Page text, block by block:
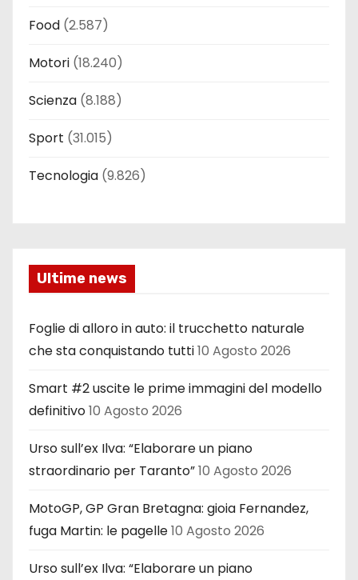
Food (2.587)
Motori (18.240)
Scienza (8.188)
Sport (31.015)
Tecnologia (9.826)
Ultime news
Foglie di alloro in auto: il trucchetto naturale
che sta conquistando tutti10 Agosto 2026
Smart #2 uscite le prime immagini del modello
definitivo10 Agosto 2026
Urso sull’ex Ilva: “Elaborare un piano
straordinario per Taranto”10 Agosto 2026
MotoGP, GP Gran Bretagna: gioia Fernandez,
fuga Martin: le pagelle10 Agosto 2026
Urso sull’ex Ilva: “Elaborare un piano